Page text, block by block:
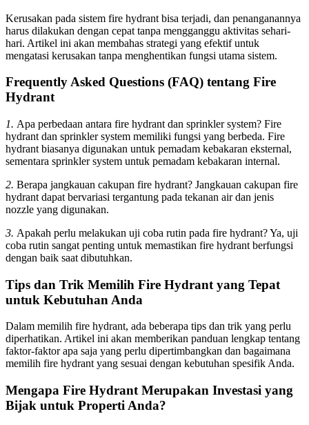
Kerusakan pada sistem fire hydrant bisa terjadi, dan penanganannya
harus dilakukan dengan cepat tanpa mengganggu aktivitas sehari-
hari. Artikel ini akan membahas strategi yang efektif untuk
mengatasi kerusakan tanpa menghentikan fungsi utama sistem.
Frequently Asked Questions (FAQ) tentang Fire
Hydrant
1. Apa perbedaan antara fire hydrant dan sprinkler system? Fire
hydrant dan sprinkler system memiliki fungsi yang berbeda. Fire
hydrant biasanya digunakan untuk pemadam kebakaran eksternal,
sementara sprinkler system untuk pemadam kebakaran internal.
2. Berapa jangkauan cakupan fire hydrant? Jangkauan cakupan fire
hydrant dapat bervariasi tergantung pada tekanan air dan jenis
nozzle yang digunakan.
3. Apakah perlu melakukan uji coba rutin pada fire hydrant? Ya, uji
coba rutin sangat penting untuk memastikan fire hydrant berfungsi
dengan baik saat dibutuhkan.
Tips dan Trik Memilih Fire Hydrant yang Tepat
untuk Kebutuhan Anda
Dalam memilih fire hydrant, ada beberapa tips dan trik yang perlu
diperhatikan. Artikel ini akan memberikan panduan lengkap tentang
faktor-faktor apa saja yang perlu dipertimbangkan dan bagaimana
memilih fire hydrant yang sesuai dengan kebutuhan spesifik Anda.
Mengapa Fire Hydrant Merupakan Investasi yang
Bijak untuk Properti Anda?